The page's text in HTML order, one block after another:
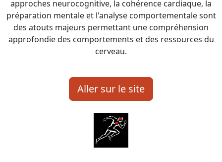
approches neurocognitive, la cohérence cardiaque, la
préparation mentale et l'analyse comportementale sont
des atouts majeurs permettant une compréhension
approfondie des comportements et des ressources du
cerveau.
Aller sur le site